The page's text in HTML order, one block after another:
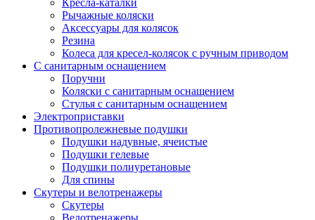
Кресла-каталки
Рычажные коляски
Аксессуары для колясок
Резина
Колеса для кресел-колясок с ручным приводом
С санитарным оснащением
Поручни
Коляски с санитарным оснащением
Стулья с санитарным оснащением
Электроприставки
Противопролежневые подушки
Подушки надувные, ячеистые
Подушки гелевые
Подушки полиуретановые
Для спины
Скутеры и велотренажеры
Скутеры
Велотренажеры